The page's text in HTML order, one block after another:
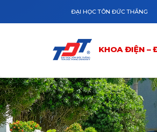
KHOA ĐIỆN – ĐIỆN TỬ
ĐẠI HỌC TÔN ĐỨC THẮNG
KHOA ĐIỆN –